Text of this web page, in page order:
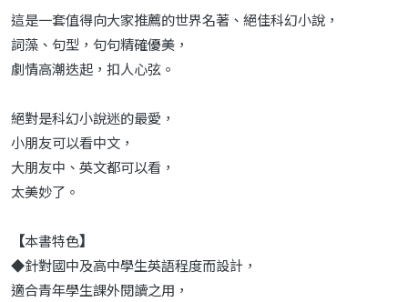
這是一套值得向大家推薦的世界名著、絕佳科幻小說，
詞藻、句型，句句精確優美，
劇情高潮迭起，扣人心弦。
絕對是科幻小說迷的最愛，
小朋友可以看中文，
大朋友中、英文都可以看，
太美妙了。
【本書特色】
◆針對國中及高中學生英語程度而設計，
適合青年學生課外閱讀之用，